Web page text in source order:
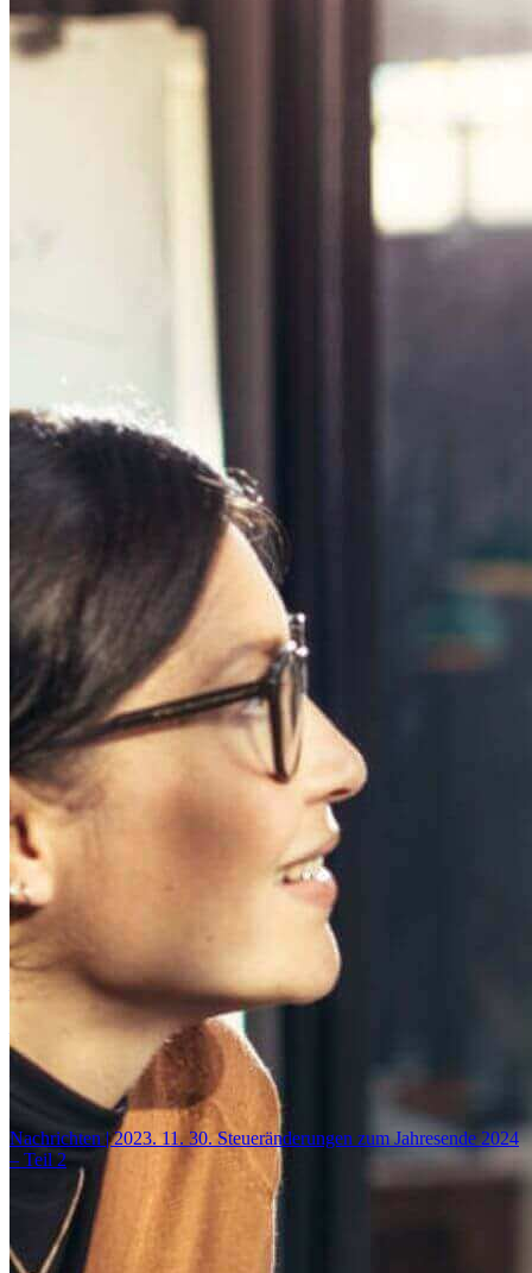
Nachrichten
getaggt
2024"
Nachrichten | 2024. 08. 01.
Änderungen der Steuervorschriften im
Sommer 2024 veröffentlicht
Nachrichten | 2024. 01. 16.
Steueränderungen zum Jahresende 2024
– Teil 6
Nachrichten | 2024. 01. 09. Steueränderungen zum Jahresende 2024
Nachrichten | 2023. 12. 12.
Steueränderungen zum Jahresende 2024
– Teil 4
Nachrichten | 2023. 12. 11. Steueränderungen zum Jahresende 2024
Nachrichten | 2023. 11. 30. Steueränderungen zum Jahresende 2024
– Teil 2
Weiter ...